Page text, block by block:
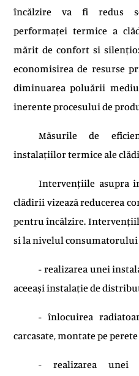
încălzire va fi redus
performaței termice a
mărit de confort si
economisirea de resurse
diminuarea poluării
inerente procesului de
Măsurile de
instalațiilor termice ale
Intervențiile asupra
clădirii vizează reducerea
pentru încălzire.
si la nivelul consumatorului
- realizarea unei
aceeași instalație de
- înlocuirea
carcasate, montate pe
- realizarea unei